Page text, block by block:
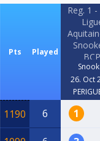
Pts Played
Reg. 1
BCP
26. Oct
1190 6 1